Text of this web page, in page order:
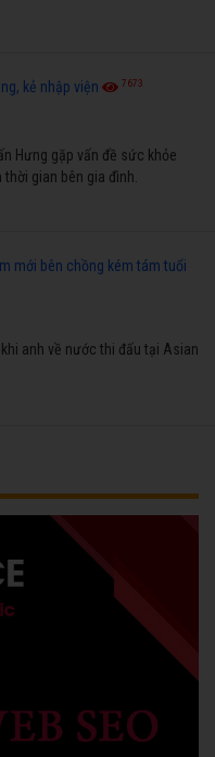
kẻ nhập viện 7673
Hưng gặp vấn đề sức khỏe
gian bên gia đình.
mới bên chồng kém tám tuổi
anh về nước thi đấu tại Asian